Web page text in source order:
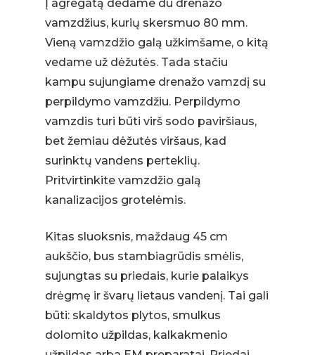
Į agregatą dedame du drenažo
vamzdžius, kurių skersmuo 80 mm.
Vieną vamzdžio galą užkimšame, o kitą
vedame už dėžutės. Tada stačiu
kampu sujungiame drenažo vamzdį su
perpildymo vamzdžiu. Perpildymo
vamzdis turi būti virš sodo paviršiaus,
bet žemiau dėžutės viršaus, kad
surinktų vandens perteklių.
Pritvirtinkite vamzdžio galą
kanalizacijos grotelėmis.
Kitas sluoksnis, maždaug 45 cm
aukščio, bus stambiagrūdis smėlis,
sujungtas su priedais, kurie palaikys
drėgmę ir švarų lietaus vandenį. Tai gali
būti: skaldytos plytos, smulkus
dolomito užpildas, kalkakmenio